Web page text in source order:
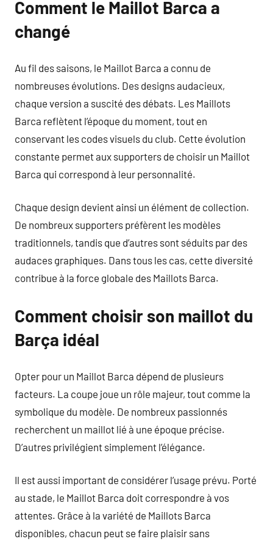
Comment le Maillot Barca a
changé
Au fil des saisons, le Maillot Barca a connu de
nombreuses évolutions. Des designs audacieux,
chaque version a suscité des débats. Les Maillots
Barca reflètent l’époque du moment, tout en
conservant les codes visuels du club. Cette évolution
constante permet aux supporters de choisir un Maillot
Barca qui correspond à leur personnalité.
Chaque design devient ainsi un élément de collection.
De nombreux supporters préfèrent les modèles
traditionnels, tandis que d’autres sont séduits par des
audaces graphiques. Dans tous les cas, cette diversité
contribue à la force globale des Maillots Barca.
Comment choisir son maillot du
Barça idéal
Opter pour un Maillot Barca dépend de plusieurs
facteurs. La coupe joue un rôle majeur, tout comme la
symbolique du modèle. De nombreux passionnés
recherchent un maillot lié à une époque précise.
D’autres privilégient simplement l’élégance.
Il est aussi important de considérer l’usage prévu. Porté
au stade, le Maillot Barca doit correspondre à vos
attentes. Grâce à la variété de Maillots Barca
disponibles, chacun peut se faire plaisir sans